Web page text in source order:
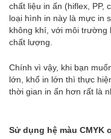
chất liệu in ấn (hiflex, PP,
loại hình in này là mực in
không khí, với môi trường
chất lượng.
Chính vì vậy, khi bạn
lớn, khổ in lớn thì thực
thời gian in ấn hơn rất là
Sử dụng hệ màu CMYK